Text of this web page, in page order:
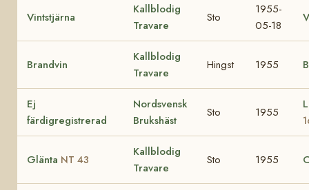
Vintstjärna
Kallblodig
Travare
Sto
1955-
05-18
Brandvin
Kallblodig
Travare
Hingst 1955
Ej
färdigregistrerad
Nordsvensk
Brukshäst
Sto 1955
Glänta NT 43
Kallblodig
Travare
Sto 1955